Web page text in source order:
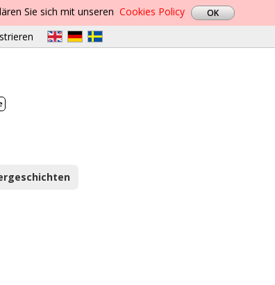
Sie sich mit unseren Cookies Policy